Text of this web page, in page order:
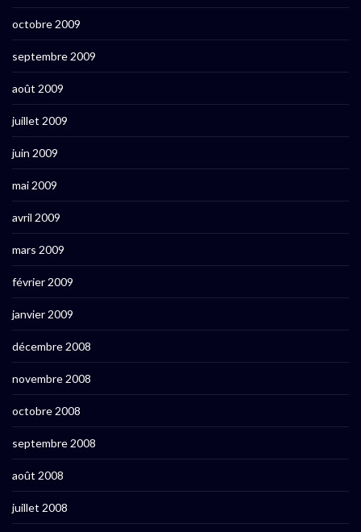
octobre 2009
septembre 2009
août 2009
juillet 2009
juin 2009
mai 2009
avril 2009
mars 2009
février 2009
janvier 2009
décembre 2008
novembre 2008
octobre 2008
septembre 2008
août 2008
juillet 2008